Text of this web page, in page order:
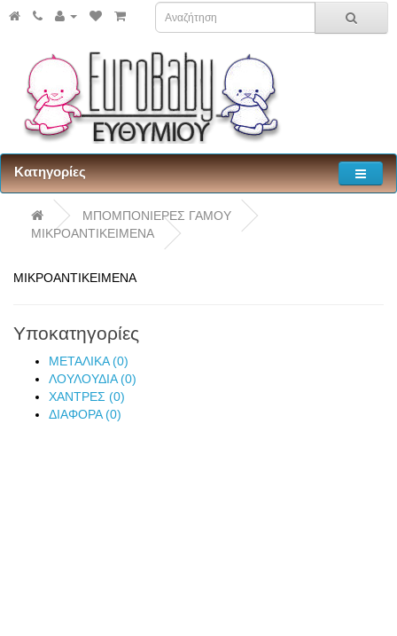
Κατηγορίες
ΜΠΟΜΠΟΝΙΕΡΕΣ ΓΑΜΟΥ
ΜΙΚΡΟΑΝΤΙΚΕΙΜΕΝΑ
ΜΙΚΡΟΑΝΤΙΚΕΙΜΕΝΑ
Υποκατηγορίες
ΜΕΤΑΛΙΚΑ (0)
ΛΟΥΛΟΥΔΙΑ (0)
ΧΑΝΤΡΕΣ (0)
ΔΙΑΦΟΡΑ (0)